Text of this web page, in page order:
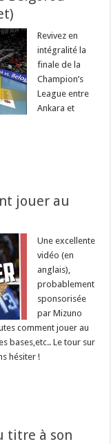
Revivez en
intégralité la
finale de la
Champion’s
League entre
Ankara et
jouer au
Une excellente
vidéo (en
anglais),
probablement
sponsorisée
par Mizuno
comment jouer au
bases,etc.. Le tour sur
hésiter !
titre à son